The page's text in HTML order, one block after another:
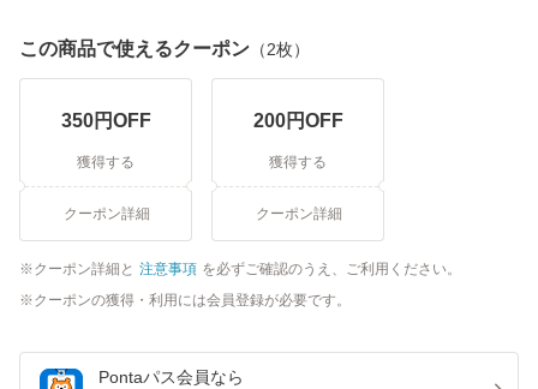
この商品で使えるクーポン （2枚）
350円OFF
獲得する
クーポン詳細
200円OFF
獲得する
クーポン詳細
クーポン詳細と 注意事項 を必ずご確認のうえ、ご利用ください。
クーポンの獲得・利用には会員登録が必要です。
Pontaパス会員なら